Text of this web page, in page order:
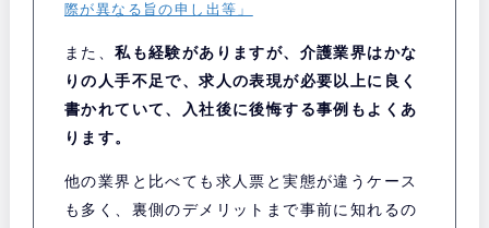
際が異なる旨の申し出等」
また、私も経験がありますが、介護業界はかな
りの人手不足で、求人の表現が必要以上に良く
書かれていて、入社後に後悔する事例もよくあ
ります。
他の業界と比べても求人票と実態が違うケース
も多く、裏側のデメリットまで事前に知れるの